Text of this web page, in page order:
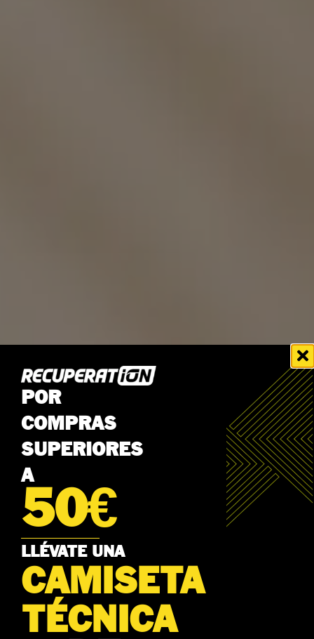
POR
COMPRAS
SUPERIORES
A
50€
LLÉVATE UNA
CAMISETA
TÉCNICA